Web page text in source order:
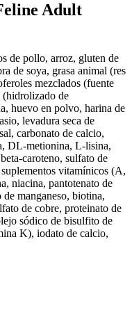
Adult
de pollo, arroz, gluten de
de soya, grasa animal (res
mezclados (fuente
(hidrolizado de
huevo en polvo, harina de
levadura seca de
carbonato de calcio,
DL-metionina, L-lisina,
caroteno, sulfato de
vitamínicos (A,
niacina, pantotenato de
manganeso, biotina,
de cobre, proteinato de
sódico de bisulfito de
K), iodato de calcio,